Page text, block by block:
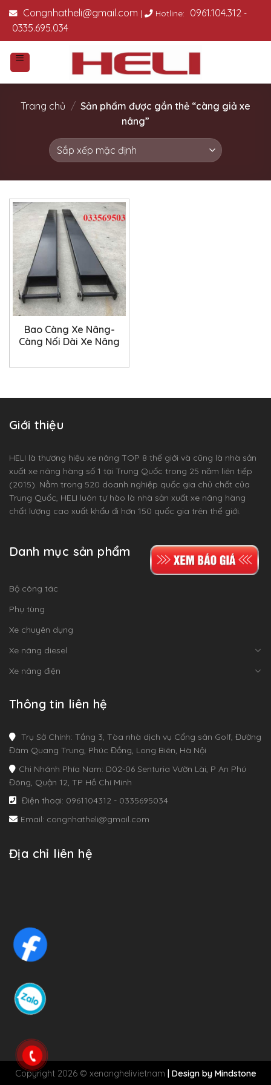
Skip Congnhatheli@gmail.com | Hotline: 0961.104.312 -
0335.695.034
Trang chủ / Sản phẩm được gắn thẻ “càng giả xe
nâng”
Bao Càng Xe Nâng-
Càng Nối Dài Xe Nâng
Giới thiệu
HELI là thương hiệu xe nâng TOP 8 thế giới và cũng là nhà sản
xuất xe nâng hàng số 1 tại Trung Quốc trong 25 năm liên tiếp
(2015). Nằm trong 520 doanh nghiệp quốc gia chủ chốt của
Trung Quốc, HELI luôn tự hào là nhà sản xuất xe nâng hàng
chất lượng cao xuất khẩu đi hơn 150 quốc gia trên thế giới.
Danh mục sản phẩm
Bộ công tác
Phụ tùng
Xe chuyên dụng
Xe nâng diesel
Xe nâng điện
Thông tin liên hệ
Trụ Sở Chính: Tầng 3, Tòa nhà dịch vụ Cổng sân Golf, Đường
Đàm Quang Trung, Phúc Đồng, Long Biên, Hà Nội
Chi Nhánh Phía Nam: D02-06 Senturia Vườn Lài, P An Phú
Đông, Quận 12, TP Hồ Chí Minh
Điện thoại: 0961104312 - 0335695034
Email: congnhatheli@gmail.com
Địa chỉ liên hệ
Copyright 2026 © xenanghelivietnam | Design by Mindstone